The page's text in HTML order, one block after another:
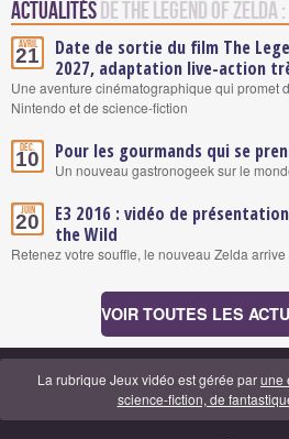
Actualitésde The Legend of
Avril
21
Date de sortie du film The
2027, adaptation live-action
Une aventure cinématographique qui promet
Nintendo et de science-fiction
Déc.
10 Pour les gourmands qui se
Un nouveau gastronogeek sur le
Juin
20
E3 2016 : vidéo de
the Wild
Retenez votre souffle, le nouveau Zelda arrive
VOIR TOUTES LES
La rubrique Jeux vidéo est gérée parune
science-fiction, de